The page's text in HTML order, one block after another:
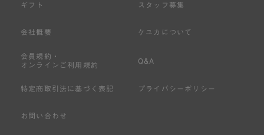
基づき判断した場合は、弊社は、その登録を取り消すこと
のいずれかの事由に該当する場合は、その登録を拒否し、
または事前に通知することなく一旦なされた登録を取り消
いる場合。
ギフト スタッフ募集
会社概要 ケユカについて
会員規約・
オンラインご利用規約
Q&A
特定商取引法に基づく表記 プライバシーポリシー
お問い合わせ